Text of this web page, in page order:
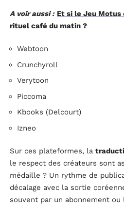
A voir aussi : Et si le Jeu
rituel café du matin ?
Webtoon
Crunchyroll
Verytoon
Piccoma
Kbooks (Delcourt)
Izneo
Sur ces plateformes, la
le respect des créateurs sont
médaille ? Un rythme de
décalage avec la sortie
souvent par un abonnement ou